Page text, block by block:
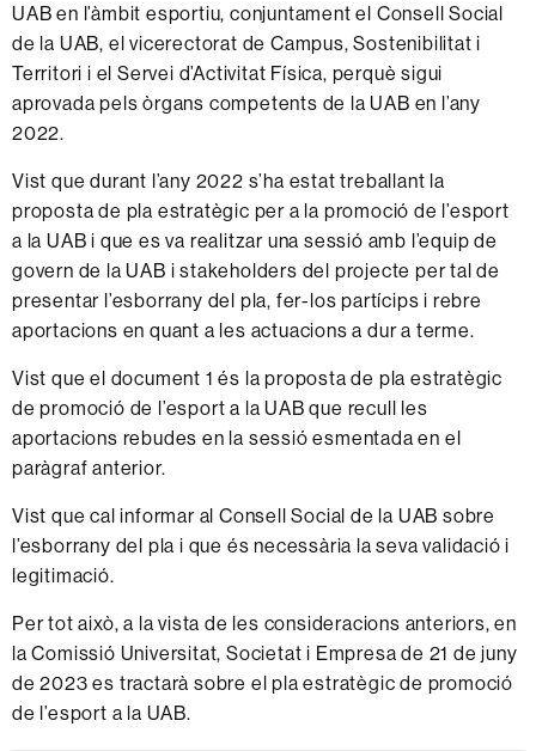
UAB en l’àmbit esportiu, conjuntament el Consell Social
de la UAB, el vicerectorat de Campus, Sostenibilitat i
Territori i el Servei d’Activitat Física, perquè sigui
aprovada pels òrgans competents de la UAB en l’any
2022.
Vist que durant l’any 2022 s’ha estat treballant la
proposta de pla estratègic per a la promoció de l’esport
a la UAB i que es va realitzar una sessió amb l’equip de
govern de la UAB i stakeholders del projecte per tal de
presentar l’esborrany del pla, fer-los partícips i rebre
aportacions en quant a les actuacions a dur a terme.
Vist que el document 1 és la proposta de pla estratègic
de promoció de l’esport a la UAB que recull les
aportacions rebudes en la sessió esmentada en el
paràgraf anterior.
Vist que cal informar al Consell Social de la UAB sobre
l’esborrany del pla i que és necessària la seva validació i
legitimació.
Per tot això, a la vista de les consideracions anteriors, en
la Comissió Universitat, Societat i Empresa de 21 de juny
de 2023 es tractarà sobre el pla estratègic de promoció
de l’esport a la UAB.